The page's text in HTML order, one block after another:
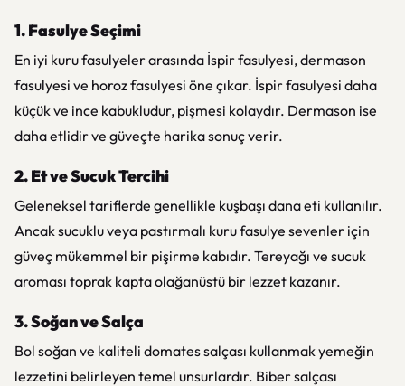
1. Fasulye Seçimi
En iyi kuru fasulyeler arasında İspir fasulyesi, dermason
fasulyesi ve horoz fasulyesi öne çıkar. İspir fasulyesi daha
küçük ve ince kabukludur, pişmesi kolaydır. Dermason ise
daha etlidir ve güveçte harika sonuç verir.
2. Et ve Sucuk Tercihi
Geleneksel tariflerde genellikle kuşbaşı dana eti kullanılır.
Ancak sucuklu veya pastırmalı kuru fasulye sevenler için
güveç mükemmel bir pişirme kabıdır. Tereyağı ve sucuk
aroması toprak kapta olağanüstü bir lezzet kazanır.
3. Soğan ve Salça
Bol soğan ve kaliteli domates salçası kullanmak yemeğin
lezzetini belirleyen temel unsurlardır. Biber salçası